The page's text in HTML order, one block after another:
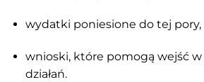
wydatki poniesione do tej pory,
wnioski, które pomogą wejść w
działań.